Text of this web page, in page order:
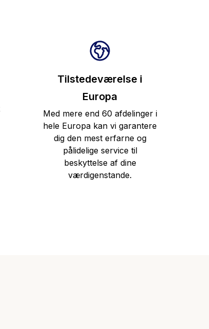
Tilstedeværelse i
Europa
Med mere end 60 afdelinger i
hele Europa kan vi garantere
dig den mest erfarne og
pålidelige service til
beskyttelse af dine
værdigenstande.